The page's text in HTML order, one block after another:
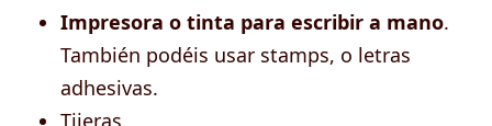
Impresora o tinta para escribir a mano.
También podéis usar stamps, o letras
adhesivas.
Tijeras.